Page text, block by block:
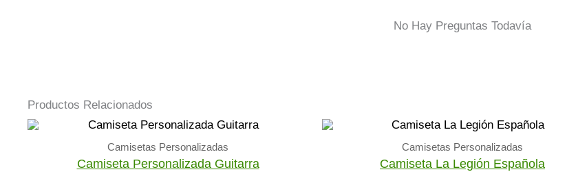
No Hay Preguntas Todavía
Productos Relacionados
Camisetas Personalizadas
Camiseta Personalizada Guitarra
Camisetas Personalizadas
Camiseta La Legión Española